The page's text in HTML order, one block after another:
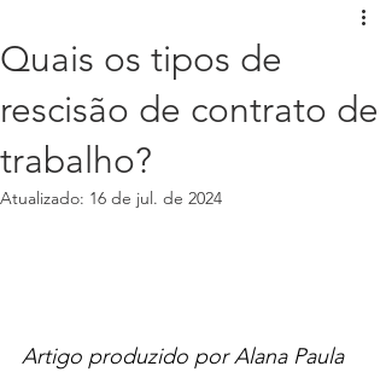
Quais os tipos de
rescisão de contrato de
trabalho?
Atualizado: 16 de jul. de 2024
Artigo produzido por Alana Paula